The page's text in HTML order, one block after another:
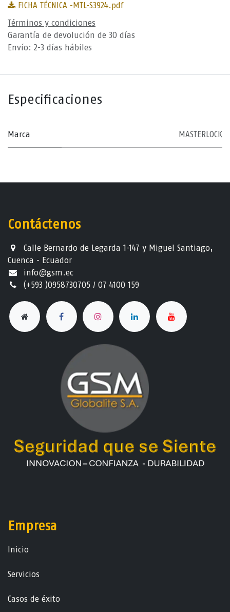
FICHA TÉCNICA -MTL-S3924.pdf
Términos y condiciones
Garantía de devolución de 30 días
Envío: 2-3 días hábiles
Especificaciones
Marca MASTERLOCK
Contáctenos
Calle Bernardo de Legarda 1-147 y Miguel Santiago,
Cuenca - Ecuador
info@gsm.ec​
(+593 )0958730705 / 07 4100 159
Empresa
Ini​ci​o
Servicios
Casos de éxito